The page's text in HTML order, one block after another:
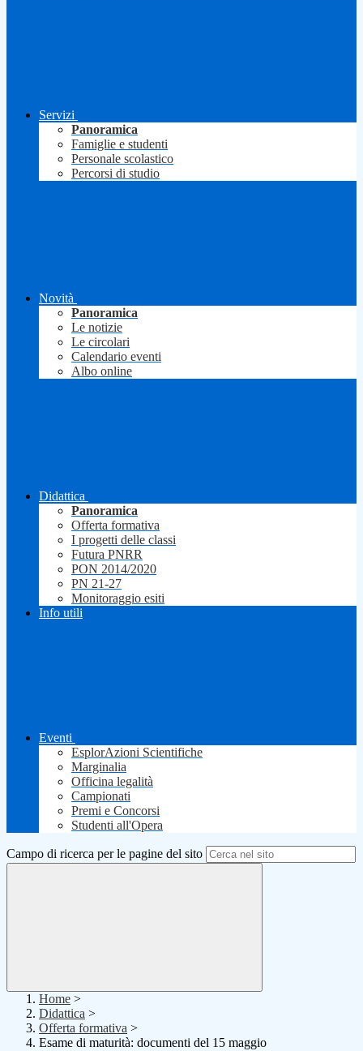
Servizi
Panoramica
Famiglie e studenti
Personale scolastico
Percorsi di studio
Novità
Panoramica
Le notizie
Le circolari
Calendario eventi
Albo online
Didattica
Panoramica
Offerta formativa
I progetti delle classi
Futura PNRR
PON 2014/2020
PN 21-27
Monitoraggio esiti
Info utili
Eventi
EsplorAzioni Scientifiche
Marginalia
Officina legalità
Campionati
Premi e Concorsi
Studenti all'Opera
Campo di ricerca per le pagine del sito
Home >
Didattica >
Offerta formativa >
Esame di maturità: documenti del 15 maggio